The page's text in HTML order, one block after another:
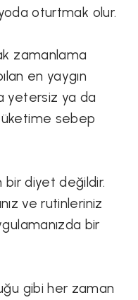
oturtmak olur.
zamanlama
en yaygın
yetersiz ya da
sebep
bir diyet değildir.
ve rutinleriniz
bir
gibi her zaman